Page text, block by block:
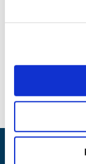
2009 (14)